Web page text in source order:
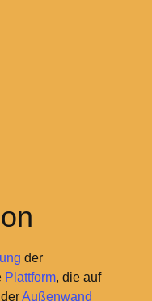
der
Plattform, die auf
Außenwand